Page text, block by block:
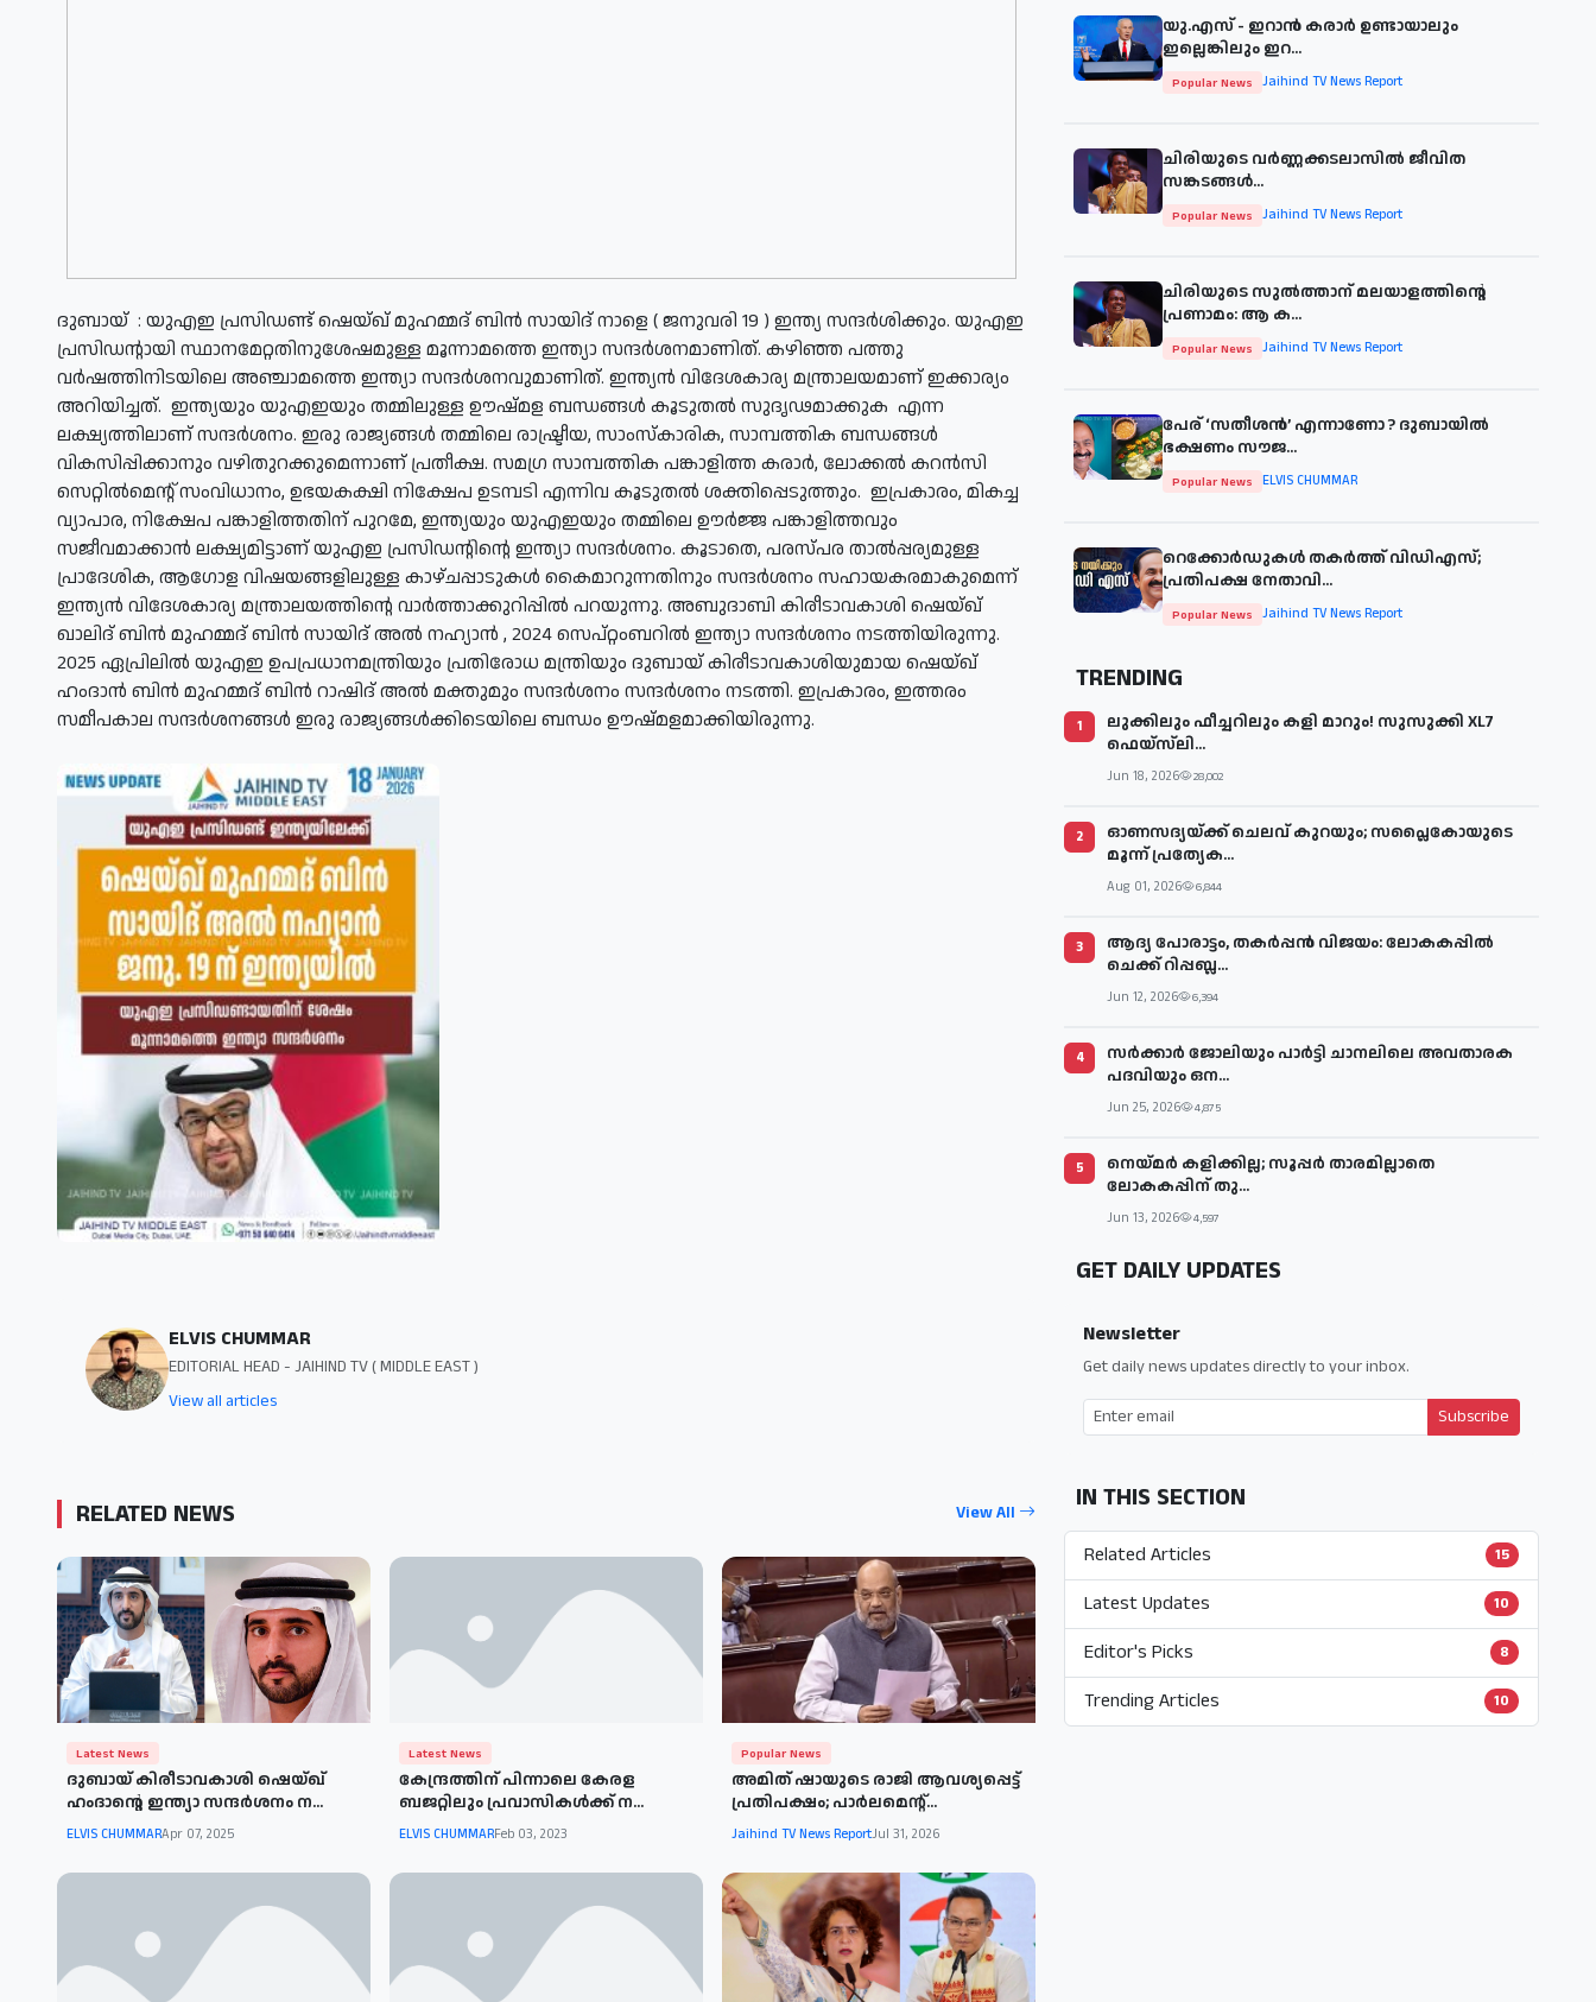
ദുബായ് ​: യുഎഇ പ്രസിഡണ്ട് ഷെയ്ഖ് മുഹമ്മദ് ബിന്‍ സായിദ് നാളെ ( ജനുവരി 19 ) ഇന്ത്യ സന്ദര്‍ശിക്കും. യുഎഇ
പ്രസിഡന്റായി സ്ഥാനമേറ്റതിനുശേഷമുള്ള മൂന്നാമത്തെ ഇന്ത്യാ സന്ദര്‍ശനമാണിത്. കഴിഞ്ഞ പത്തു
വര്‍ഷത്തിനിടയിലെ അഞ്ചാമത്തെ ഇന്ത്യാ സന്ദര്‍ശനവുമാണിത്. ഇന്ത്യന്‍ വിദേശകാര്യ മന്ത്രാലയമാണ് ഇക്കാര്യം
അറിയിച്ചത്. ഇന്ത്യയും യുഎഇയും തമ്മിലുള്ള ഊഷ്മള ബന്ധങ്ങള്‍ കൂടുതല്‍ സുദൃഢമാക്കുക എന്ന
ലക്ഷ്യത്തിലാണ് സന്ദര്‍ശനം. ഇരു രാജ്യങ്ങള്‍ തമ്മിലെ രാഷ്ട്രീയ, സാംസ്‌കാരിക, സാമ്പത്തിക ബന്ധങ്ങള്‍
വികസിപ്പിക്കാനും വഴിതുറക്കുമെന്നാണ് പ്രതീക്ഷ. സമഗ്ര സാമ്പത്തിക പങ്കാളിത്ത കരാര്‍, ലോക്കല്‍ കറന്‍സി
സെറ്റില്‍മെന്റ് സംവിധാനം, ഉഭയകക്ഷി നിക്ഷേപ ഉടമ്പടി എന്നിവ കൂടുതല്‍ ശക്തിപ്പെടുത്തും. ഇപ്രകാരം, മികച്ച
വ്യാപാര, നിക്ഷേപ പങ്കാളിത്തതിന് പുറമേ, ഇന്ത്യയും യുഎഇയും തമ്മിലെ ഊര്‍ജ്ജ പങ്കാളിത്തവും
സജീവമാക്കാന്‍ ലക്ഷ്യമിട്ടാണ് യുഎഇ പ്രസിഡന്റിന്റെ ഇന്ത്യാ സന്ദര്‍ശനം. കൂടാതെ, പരസ്പര താല്‍പ്പര്യമുള്ള
പ്രാദേശിക, ആഗോള വിഷയങ്ങളിലുള്ള കാഴ്ചപ്പാടുകള്‍ കൈമാറുന്നതിനും സന്ദര്‍ശനം സഹായകരമാകുമെന്ന്
ഇന്ത്യന്‍ വിദേശകാര്യ മന്ത്രാലയത്തിന്റെ വാര്‍ത്താക്കുറിപ്പില്‍ പറയുന്നു. അബുദാബി കിരീടാവകാശി ഷെയ്ഖ്
ഖാലിദ് ബിന്‍ മുഹമ്മദ് ബിന്‍ സായിദ് അല്‍ നഹ്യാന്‍ , 2024 സെപ്റ്റംബറില്‍ ഇന്ത്യാ സന്ദര്‍ശനം നടത്തിയിരുന്നു.
2025 ഏപ്രിലില്‍ യുഎഇ ഉപപ്രധാനമന്ത്രിയും പ്രതിരോധ മന്ത്രിയും ദുബായ് കിരീടാവകാശിയുമായ ഷെയ്ഖ്
ഹംദാന്‍ ബിന്‍ മുഹമ്മദ് ബിന്‍ റാഷിദ് അല്‍ മക്തുമും സന്ദര്‍ശനം സന്ദര്‍ശനം നടത്തി. ഇപ്രകാരം, ഇത്തരം
സമീപകാല സന്ദര്‍ശനങ്ങള്‍ ഇരു രാജ്യങ്ങള്‍ക്കിടെയിലെ ബന്ധം ഊഷ്മളമാക്കിയിരുന്നു.
ELVIS CHUMMAR
EDITORIAL HEAD - JAIHIND TV ( MIDDLE EAST )
View all articles
RELATED NEWS View All
Latest News
ദുബായ് കിരീടാവകാശി ഷെയ്ഖ്
ഹംദാന്റെ ഇന്ത്യാ സന്ദര്‍ശനം ന...
ELVIS CHUMMARApr 07, 2025
Latest News
കേന്ദ്രത്തിന് പിന്നാലെ കേരള
ബജറ്റിലും പ്രവാസികള്‍ക്ക് ന...
ELVIS CHUMMARFeb 03, 2023
Popular News
അമിത് ഷായുടെ രാജി ആവശ്യപ്പെട്ട്
പ്രതിപക്ഷം; പാർലമെന്റ്...
Jaihind TV News ReportJul 31, 2026
യു.എസ് - ഇറാൻ കരാർ ഉണ്ടായാലും
ഇല്ലെങ്കിലും ഇറ...
Popular News Jaihind TV News Report
ചിരിയുടെ വര്‍ണ്ണക്കടലാസില്‍ ജീവിത
സങ്കടങ്ങള്‍...
Popular News Jaihind TV News Report
ചിരിയുടെ സുൽത്താന് മലയാളത്തിന്റെ
പ്രണാമം: ആ ക...
Popular News Jaihind TV News Report
പേര് ‘സതീശന്‍’ എന്നാണോ ? ദുബായില്‍
ഭക്ഷണം സൗജ...
Popular News ELVIS CHUMMAR
റെക്കോർഡുകൾ തകർത്ത് വിഡിഎസ്;
പ്രതിപക്ഷ നേതാവി...
Popular News Jaihind TV News Report
TRENDING
1
ലുക്കിലും ഫീച്ചറിലും കളി മാറും! സുസുക്കി XL7
ഫെയ്‌സ്‌ലി...
Jun 18, 2026 28,002
2
ഓണസദ്യയ്ക്ക് ചെലവ് കുറയും; സപ്ലൈകോയുടെ
മൂന്ന് പ്രത്യേക...
Aug 01, 2026 6,844
3
ആദ്യ പോരാട്ടം, തകർപ്പൻ വിജയം: ലോകകപ്പിൽ
ചെക്ക് റിപ്പബ്ല...
Jun 12, 2026 6,394
4
സര്‍ക്കാര്‍ ജോലിയും പാര്‍ട്ടി ചാനലിലെ അവതാരക
പദവിയും ഒന...
Jun 25, 2026 4,875
5
നെയ്മര്‍ കളിക്കില്ല; സൂപ്പര്‍ താരമില്ലാതെ
ലോകകപ്പിന് തു...
Jun 13, 2026 4,597
GET DAILY UPDATES
Newsletter
Get daily news updates directly to your inbox.
Subscribe
IN THIS SECTION
Related Articles 15
Latest Updates 10
Editor's Picks 8
Trending Articles 10